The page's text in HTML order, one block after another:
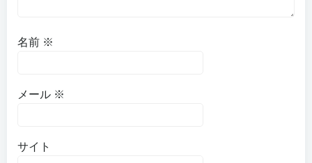
名前 ※
メール ※
サイト